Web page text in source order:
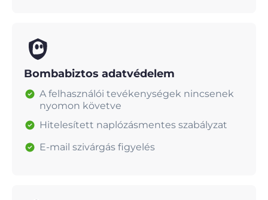
Bombabiztos adatvédelem
A felhasználói tevékenységek nincsenek
nyomon követve
Hitelesített naplózásmentes szabályzat
E-mail szivárgás figyelés